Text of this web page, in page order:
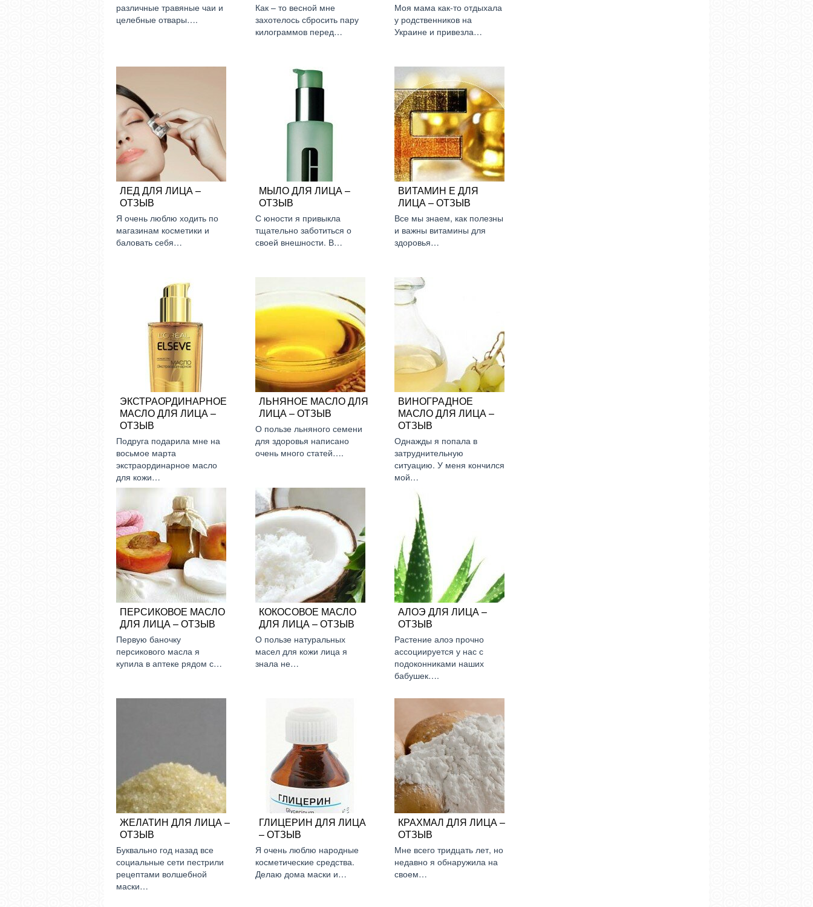
различные травяные чаи и
целебные отвары….
Как – то весной мне
захотелось сбросить пару
килограммов перед…
Моя мама как-то отдыхала
у родственников на
Украине и привезла…
ЛЕД ДЛЯ ЛИЦА –
ОТЗЫВ
Я очень люблю ходить по
магазинам косметики и
баловать себя…
МЫЛО ДЛЯ ЛИЦА –
ОТЗЫВ
С юности я привыкла
тщательно заботиться о
своей внешности. В…
ВИТАМИН Е ДЛЯ
ЛИЦА – ОТЗЫВ
Все мы знаем, как полезны
и важны витамины для
здоровья…
ЭКСТРАОРДИНАРНОЕ
МАСЛО ДЛЯ ЛИЦА –
ОТЗЫВ
Подруга подарила мне на
восьмое марта
экстраординарное масло
для кожи…
ЛЬНЯНОЕ МАСЛО ДЛЯ
ЛИЦА – ОТЗЫВ
О пользе льняного семени
для здоровья написано
очень много статей….
ВИНОГРАДНОЕ
МАСЛО ДЛЯ ЛИЦА –
ОТЗЫВ
Однажды я попала в
затруднительную
ситуацию. У меня кончился
мой…
ПЕРСИКОВОЕ МАСЛО
ДЛЯ ЛИЦА – ОТЗЫВ
Первую баночку
персикового масла я
купила в аптеке рядом с…
КОКОСОВОЕ МАСЛО
ДЛЯ ЛИЦА – ОТЗЫВ
О пользе натуральных
масел для кожи лица я
знала не…
АЛОЭ ДЛЯ ЛИЦА –
ОТЗЫВ
Растение алоэ прочно
ассоциируется у нас с
подоконниками наших
бабушек….
ЖЕЛАТИН ДЛЯ ЛИЦА –
ОТЗЫВ
Буквально год назад все
социальные сети пестрили
рецептами волшебной
маски…
ГЛИЦЕРИН ДЛЯ ЛИЦА
– ОТЗЫВ
Я очень люблю народные
косметические средства.
Делаю дома маски и…
КРАХМАЛ ДЛЯ ЛИЦА –
ОТЗЫВ
Мне всего тридцать лет, но
недавно я обнаружила на
своем…